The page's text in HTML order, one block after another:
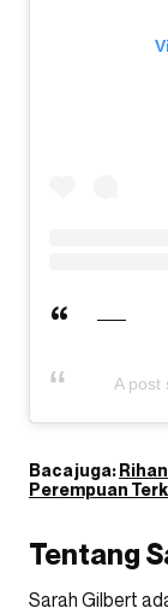
A post
Baca juga:
Perempuan
Tentang
Sarah Gilbert